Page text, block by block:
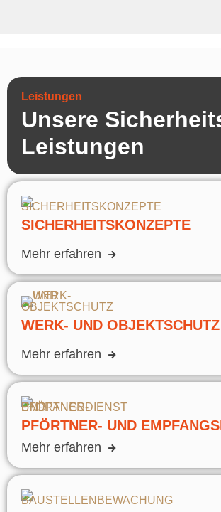
Leistungen
Unsere
Leistungen
SICHERHEITSKONZEPTE
Mehr erfahren
WERK- UND OBJEKTSCHUTZ
Mehr erfahren
PFÖRTNER- UND
Mehr erfahren